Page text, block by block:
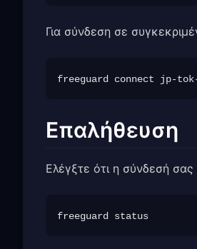
Για σύνδεση σε
Επαλήθευση
Ελέγξτε ότι η σύνδεσή σας